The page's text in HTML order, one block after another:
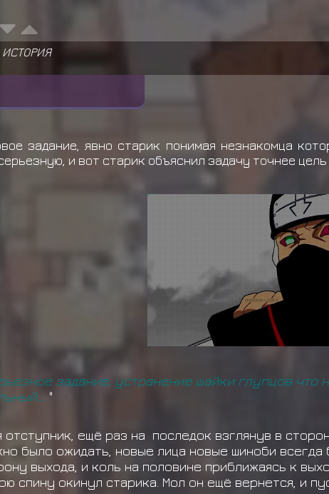
ИСТОРИЯ
задание, явно старик понимая незнакомца
и вот старик объяснил задачу точнее
задание, устранение шайки глупцов что
"
отступник, ещё раз на последок взглянув в
было ожидать, новые лица новые шиноби
выхода, и коль на половине приближаясь к
спину окинул старика. Мол он ещё вернется, и